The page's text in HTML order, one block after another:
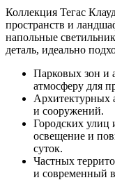
Коллекция Тегас
пространств и
напольные
деталь, идеально
Парковых зон и
атмосферу для
Архитектурных
и сооружений.
Городских улиц
освещение и
суток.
Частных
и современный